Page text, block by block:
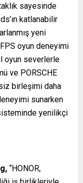
sayesinde
katlanabilir
yeni
oyun deneyimi
oyun severlerle
ve PORSCHE
birleşimi daha
sunarken
yenilikçi
“HONOR,